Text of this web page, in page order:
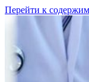
Перейти к